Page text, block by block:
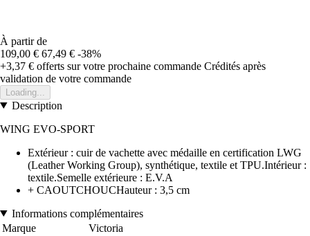
À partir de
109,00 € 67,49 € -38%
+3,37 € offerts sur votre prochaine commande Crédités après
validation de votre commande
Loading...
Description
WING EVO-SPORT
Extérieur : cuir de vachette avec médaille en certification LWG
(Leather Working Group), synthétique, textile et TPU.Intérieur :
textile.Semelle extérieure : E.V.A
+ CAOUTCHOUCHauteur : 3,5 cm
Informations complémentaires
Marque
Victoria